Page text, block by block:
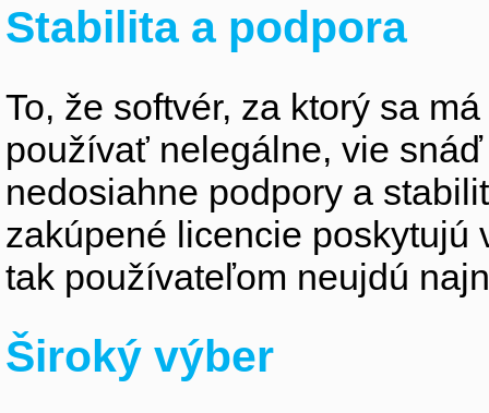
Stabilita a podpora
To, že softvér, za ktorý sa
používať nelegálne, vie
nedosiahne podpory a
zakúpené licencie poskytujú
tak používateľom neujdú
Široký výber